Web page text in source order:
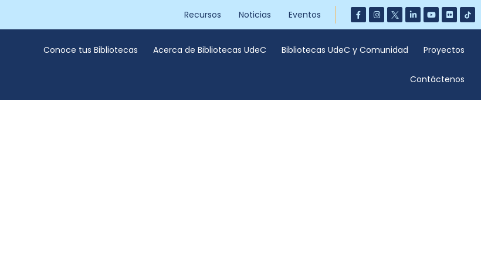
Recursos Noticias Eventos
Conoce tus Bibliotecas Acerca de Bibliotecas UdeC Bibliotecas UdeC y Comunidad Proyectos
Contáctenos